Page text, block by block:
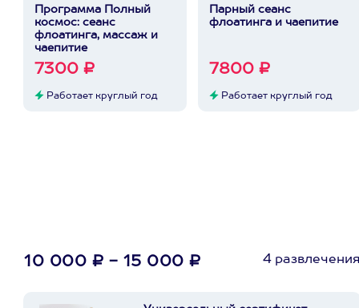
Программа Полный
космос: сеанс
флоатинга, массаж и
чаепитие
7300 ₽
Работает круглый год
Парный сеанс
флоатинга и чаепитие
7800 ₽
Работает круглый год
10 000 ₽ - 15 000 ₽ 4